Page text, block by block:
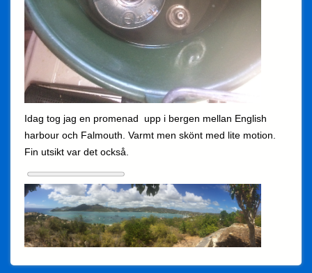
Idag tog jag en promenad upp i bergen mellan English
harbour och Falmouth. Varmt men skönt med lite motion.
Fin utsikt var det också.